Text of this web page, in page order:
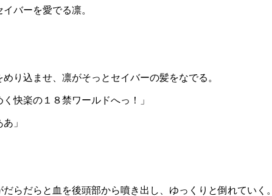
バーを愛でる凛。
り込ませ、凛がそっとセイバーの髪をなでる。
快楽の１８禁ワールドへっ！」
」
らだらと血を後頭部から噴き出し、ゆっくりと倒れていく。